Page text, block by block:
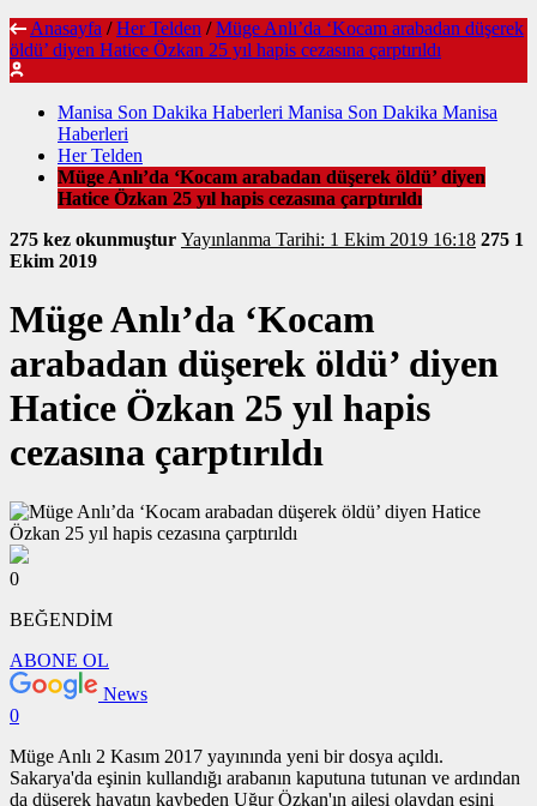
Anasayfa / Her Telden / Müge Anlı’da ‘Kocam arabadan düşerek
öldü’ diyen Hatice Özkan 25 yıl hapis cezasına çarptırıldı
Manisa Son Dakika Haberleri Manisa Son Dakika Manisa
Haberleri
Her Telden
Müge Anlı’da ‘Kocam arabadan düşerek öldü’ diyen
Hatice Özkan 25 yıl hapis cezasına çarptırıldı
275 kez okunmuştur Yayınlanma Tarihi: 1 Ekim 2019 16:18 275 1
Ekim 2019
Müge Anlı’da ‘Kocam
arabadan düşerek öldü’ diyen
Hatice Özkan 25 yıl hapis
cezasına çarptırıldı
0
BEĞENDİM
ABONE OL
News
0
Müge Anlı 2 Kasım 2017 yayınında yeni bir dosya açıldı.
Sakarya'da eşinin kullandığı arabanın kaputuna tutunan ve ardından
da düşerek hayatın kaybeden Uğur Özkan'ın ailesi olaydan eşini